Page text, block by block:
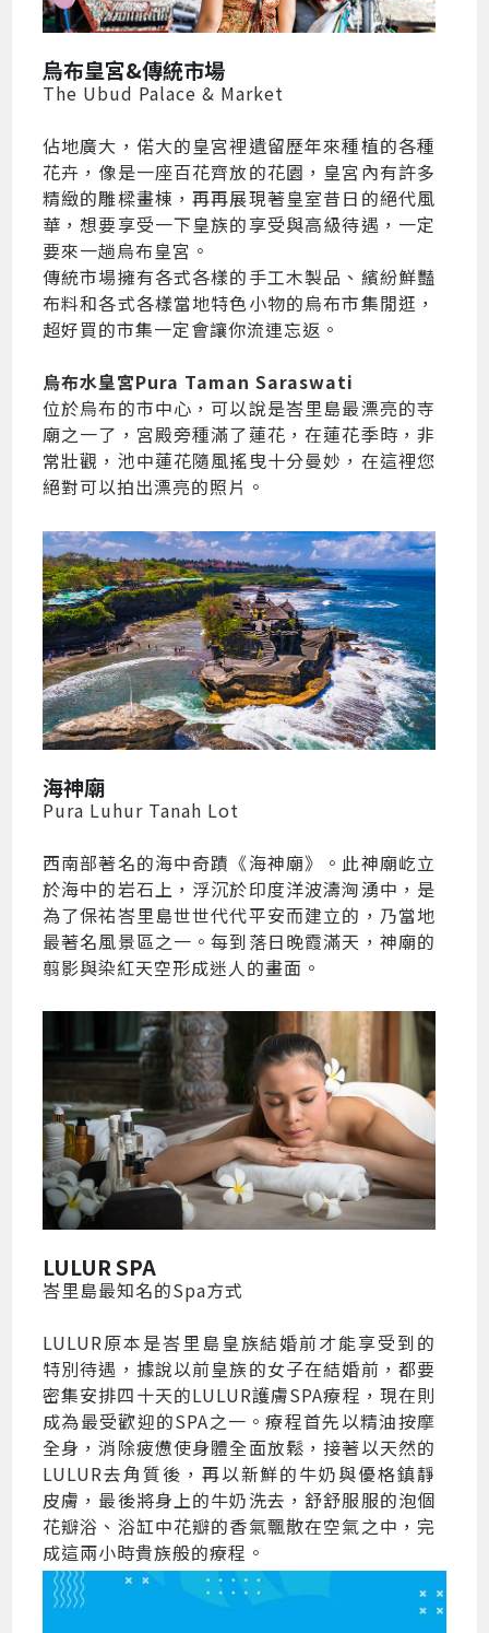
烏布皇宮&傳統市場
The Ubud Palace & Market
佔地廣大，偌大的皇宮裡遺留歷年來種植的各種
花卉，像是一座百花齊放的花園，皇宮內有許多
精緻的雕樑畫棟，再再展現著皇室昔日的絕代風
華，想要享受一下皇族的享受與高級待遇，一定
要來一趟烏布皇宮。
傳統市場擁有各式各樣的手工木製品、繽紛鮮豔
布料和各式各樣當地特色小物的烏布市集閒逛，
超好買的市集一定會讓你流連忘返。
烏布水皇宮Pura Taman Saraswati
位於烏布的市中心，可以說是峇里島最漂亮的寺
廟之一了，宮殿旁種滿了蓮花，在蓮花季時，非
常壯觀，池中蓮花隨風搖曳十分曼妙，在這裡您
絕對可以拍出漂亮的照片。
海神廟
Pura Luhur Tanah Lot
西南部著名的海中奇蹟《海神廟》。此神廟屹立
於海中的岩石上，浮沉於印度洋波濤洶湧中，是
為了保祐峇里島世世代代平安而建立的，乃當地
最著名風景區之一。每到落日晚霞滿天，神廟的
翦影與染紅天空形成迷人的畫面。
LULUR SPA
峇里島最知名的Spa方式
LULUR原本是峇里島皇族結婚前才能享受到的
特別待遇，據說以前皇族的女子在結婚前，都要
密集安排四十天的LULUR護膚SPA療程，現在則
成為最受歡迎的SPA之一。療程首先以精油按摩
全身，消除疲憊使身體全面放鬆，接著以天然的
LULUR去角質後，再以新鮮的牛奶與優格鎮靜
皮膚，最後將身上的牛奶洗去，舒舒服服的泡個
花瓣浴、浴缸中花瓣的香氣飄散在空氣之中，完
成這兩小時貴族般的療程。